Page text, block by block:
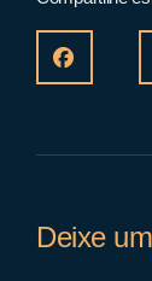
Deixe